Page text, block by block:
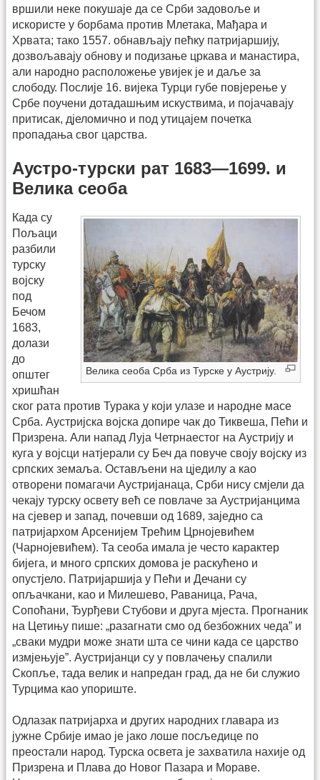
вршили неке покушаје да се Срби задовоље и
искористе у борбама против Млетака, Мађара и
Хрвата; тако 1557. обнављају пећку патријаршију,
дозвољавају обнову и подизање цркава и манастира,
али народно расположење увијек је и даље за
слободу. Послије 16. вијека Турци губе повјерење у
Србе поучени дотадашњим искуствима, и појачавају
притисак, дјеломично и под утицајем почетка
пропадања свог царства.
Аустро-турски рат 1683—1699. и
Велика сеоба
Велика сеоба Срба из Турске у Аустрију.
Када су
Пољаци
разбили
турску
војску
под
Бечом
1683,
долази
до
општег
хришћан
ског рата против Турака у који улазе и народне масе
Срба. Аустријска војска допире чак до Тиквеша, Пећи и
Призрена. Али напад Луја Четрнаестог на Аустрију и
куга у војсци натјерали су Беч да повуче своју војску из
српских земаља. Остављени на цједилу а као
отворени помагачи Аустријанаца, Срби нису смјели да
чекају турску освету већ се повлаче за Аустријанцима
на сјевер и запад, почевши од 1689, заједно са
патријархом Арсенијем Трећим Црнојевићем
(Чарнојевићем). Та сеоба имала је често карактер
бијега, и много српских домова је раскућено и
опустјело. Патријаршија у Пећи и Дечани су
опљачкани, као и Милешево, Раваница, Рача,
Сопоћани, Ђурђеви Стубови и друга мјеста. Прогнаник
на Цетињу пише: „разагнати смо од безбожних чеда” и
„сваки мудри може знати шта се чини када се царство
измјењује”. Аустријанци су у повлачењу спалили
Скопље, тада велик и напредан град, да не би служио
Турцима као упориште.
Одлазак патријарха и других народних главара из
јужне Србије имао је јако лоше посљедице по
преостали народ. Турска освета је захватила нахије од
Призрена и Плава до Новог Пазара и Мораве.